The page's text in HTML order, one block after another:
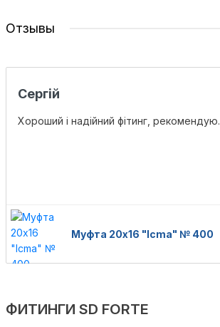
Отзывы
Сергій
Хороший і надійний фітинг, рекомендую.
Муфта 20х16 "Icma" № 400
ФИТИНГИ SD FORTE